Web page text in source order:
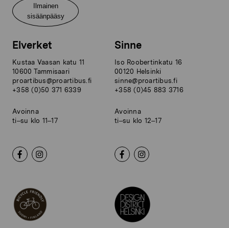
Ilmainen
sisäänpääsy
Elverket
Kustaa Vaasan katu 11
10600 Tammisaari
proartibus@proartibus.fi
+358 (0)50 371 6339
Avoinna
ti–su klo 11–17
Sinne
Iso Roobertinkatu 16
00120 Helsinki
sinne@proartibus.fi
+358 (0)45 883 3716
Avoinna
ti–su klo 12–17